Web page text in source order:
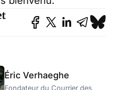
Éric Verhaeghe
Fondateur du Courrier des